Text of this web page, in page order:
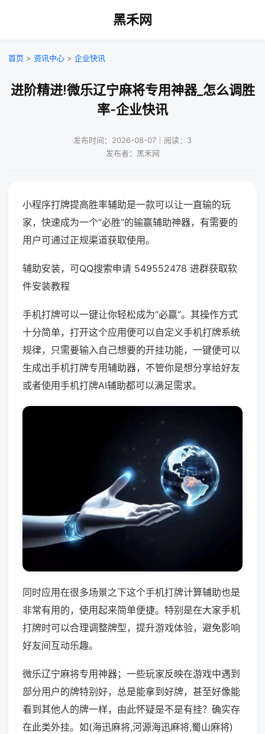
黑禾网
首页 > 资讯中心 > 企业快讯
进阶精进!微乐辽宁麻将专用神器_怎么调胜
率-企业快讯
发布时间：2026-08-07｜阅读：3
发布者：黑禾网
小程序打牌提高胜率辅助是一款可以让一直输的玩
家，快速成为一个“必胜”的输赢辅助神器，有需要的
用户可通过正规渠道获取使用。
辅助安装，可QQ搜索申请 549552478 进群获取软
件安装教程
手机打牌可以一键让你轻松成为“必赢”。其操作方式
十分简单，打开这个应用便可以自定义手机打牌系统
规律，只需要输入自己想要的开挂功能，一键便可以
生成出手机打牌专用辅助器，不管你是想分享给好友
或者使用手机打牌AI辅助都可以满足需求。
同时应用在很多场景之下这个手机打牌计算辅助也是
非常有用的，使用起来简单便捷。特别是在大家手机
打牌时可以合理调整牌型，提升游戏体验，避免影响
好友间互动乐趣。
微乐辽宁麻将专用神器；一些玩家反映在游戏中遇到
部分用户的牌特别好，总是能拿到好牌，甚至好像能
看到其他人的牌一样，由此怀疑是不是有挂？确实存
在此类外挂。如(海迅麻将,河源海迅麻将,蜀山麻将)